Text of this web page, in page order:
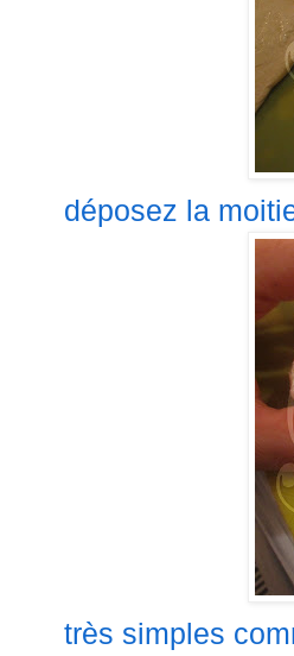
déposez la
très simples